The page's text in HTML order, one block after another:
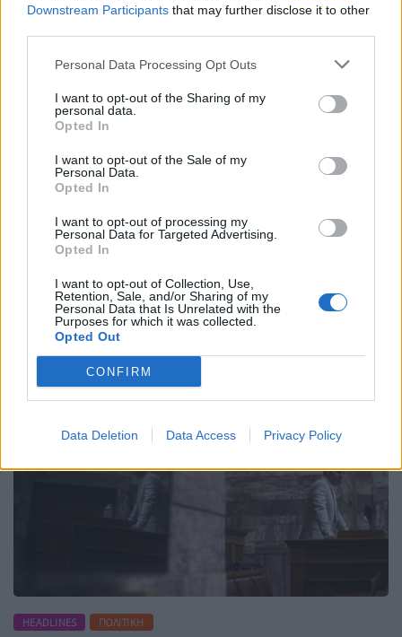
Downstream Participants that may further disclose it to other
Personal Data Processing Opt Outs
I want to opt-out of the Sharing of my
personal data.
Opted In
I want to opt-out of the Sale of my
Personal Data.
Opted In
I want to opt-out of processing my
Personal Data for Targeted Advertising.
Opted In
I want to opt-out of Collection, Use,
Retention, Sale, and/or Sharing of my
Personal Data that Is Unrelated with the
Purposes for which it was collected.
Opted Out
CONFIRM
Data Deletion Data Access Privacy Policy
Η Συντακτική ομάδα του Libre
Ο Στέφανος Κασσελάκης πλέον επιστρέφει ο ίδιος
τα εσωκομματικά πυρά αμφισβήτησης και ρίχνει
ψυχής του ΣΥΡΙΖΑ επιστρέφοντας τις αιχμές που
του εξαπολύουν για μετάλλαξη του κόμματος σε
“σύγκρουση” βρίσκεται ακόμη στην αρχή και είναι
άγνωστο που θα καταλήξει με τους
ΠΕΡΙΣΣΌΤΕΡΑ ...
HEADLINES ΠΟΛΙΤΙΚΉ